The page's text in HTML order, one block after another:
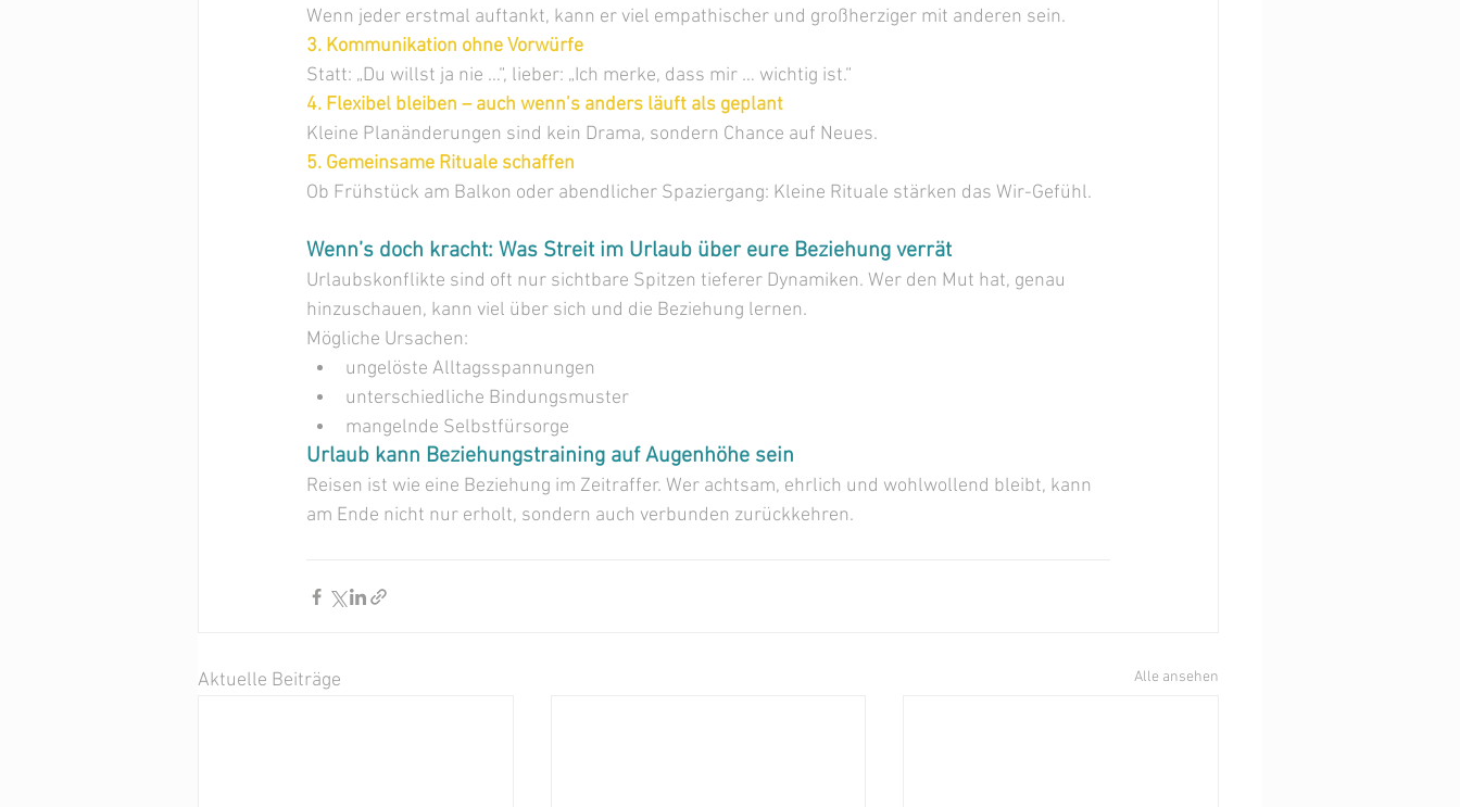
Wenn jeder erstmal auftankt, kann er viel empathischer und großherziger mit anderen sein.
3. Kommunikation ohne Vorwürfe
Statt: „Du willst ja nie …“, lieber: „Ich merke, dass mir … wichtig ist.“
4. Flexibel bleiben – auch wenn’s anders läuft als geplant
Kleine Planänderungen sind kein Drama, sondern Chance auf Neues.
5. Gemeinsame Rituale schaffen
Ob Frühstück am Balkon oder abendlicher Spaziergang: Kleine Rituale stärken das Wir-Gefühl.
Wenn’s doch kracht: Was Streit im Urlaub über eure Beziehung verrät
Urlaubskonflikte sind oft nur sichtbare Spitzen tieferer Dynamiken. Wer den Mut hat, genau
hinzuschauen, kann viel über sich und die Beziehung lernen.
Mögliche Ursachen:
ungelöste Alltagsspannungen
unterschiedliche Bindungsmuster
mangelnde Selbstfürsorge
Urlaub kann Beziehungstraining auf Augenhöhe sein
Reisen ist wie eine Beziehung im Zeitraffer. Wer achtsam, ehrlich und wohlwollend bleibt, kann
am Ende nicht nur erholt, sondern auch verbunden zurückkehren.
Aktuelle Beiträge Alle ansehen